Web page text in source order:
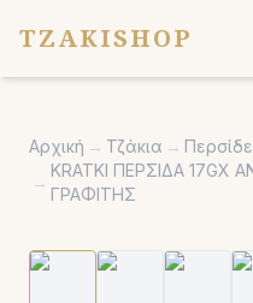
TZAKISHOP
Σόμπες
Ψησταριές
Κήπος
Αρχική → Τζάκια →
→
KRATKI ΠΕΡΣΙΔΑ 17GX
ΓΡΑΦΙΤΗΣ